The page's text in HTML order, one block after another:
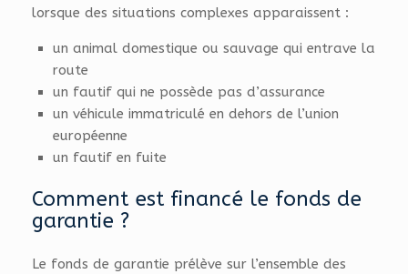
lorsque des situations complexes apparaissent :
un animal domestique ou sauvage qui entrave la
route
un fautif qui ne possède pas d’assurance
un véhicule immatriculé en dehors de l’union
européenne
un fautif en fuite
Comment est financé le fonds de
garantie ?
Le fonds de garantie prélève sur l’ensemble des